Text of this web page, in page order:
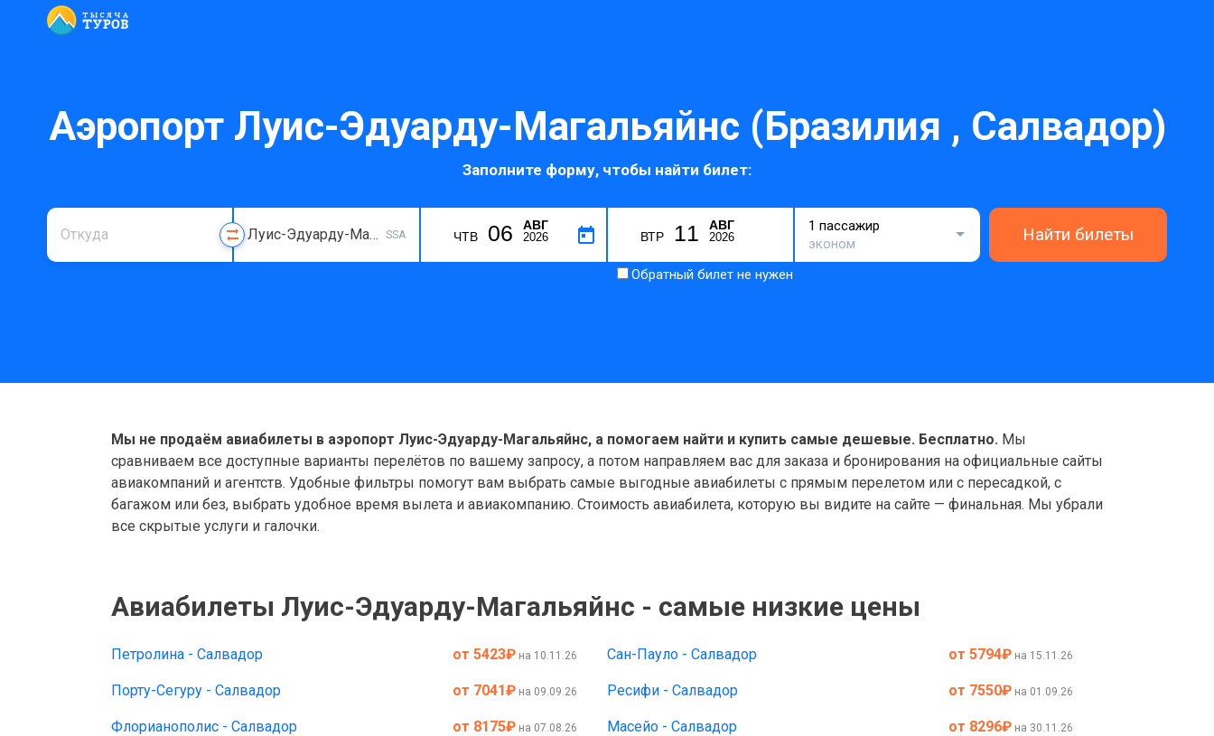
Аэропорт Луис-Эдуарду-Магальяйнс (Бразилия , Салвадор)
Заполните форму, чтобы найти билет:
SSA ЧТВ 06 АВГ
2026 ВТР 11 АВГ
2026
1 пассажир
эконом
Найти билеты
Обратный билет не нужен
Мы не продаём авиабилеты в аэропорт Луис-Эдуарду-Магальяйнс, а помогаем найти и купить самые дешевые. Бесплатно. Мы
сравниваем все доступные варианты перелётов по вашему запросу, а потом направляем вас для заказа и бронирования на официальные сайты
авиакомпаний и агентств. Удобные фильтры помогут вам выбрать самые выгодные авиабилеты с прямым перелетом или с пересадкой, с
багажом или без, выбрать удобное время вылета и авиакомпанию. Стоимость авиабилета, которую вы видите на сайте — финальная. Мы убрали
все скрытые услуги и галочки.
Авиабилеты Луис-Эдуарду-Магальяйнс - самые низкие цены
Петролина - Салвадор от 5423₽ на 10.11.26 Сан-Пауло - Салвадор от 5794₽ на 15.11.26
Порту-Сегуру - Салвадор от 7041₽ на 09.09.26 Ресифи - Салвадор от 7550₽ на 01.09.26
Флорианополис - Салвадор от 8175₽ на 07.08.26 Масейо - Салвадор от 8296₽ на 30.11.26